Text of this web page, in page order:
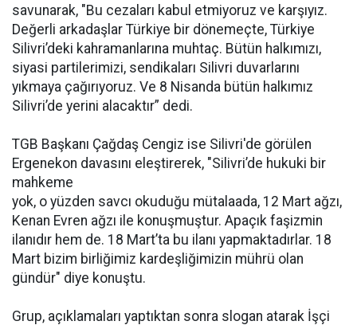
savunarak, "Bu cezaları kabul etmiyoruz ve karşıyız.
Değerli arkadaşlar Türkiye bir dönemeçte, Türkiye
Silivri’deki kahramanlarına muhtaç. Bütün halkımızı,
siyasi partilerimizi, sendikaları Silivri duvarlarını
yıkmaya çağırıyoruz. Ve 8 Nisanda bütün halkımız
Silivri’de yerini alacaktır” dedi.
TGB Başkanı Çağdaş Cengiz ise Silivri'de görülen
Ergenekon davasını eleştirerek, "Silivri’de hukuki bir
mahkeme
yok, o yüzden savcı okuduğu mütalaada, 12 Mart ağzı,
Kenan Evren ağzı ile konuşmuştur. Apaçık faşizmin
ilanıdır hem de. 18 Mart’ta bu ilanı yapmaktadırlar. 18
Mart bizim birliğimiz kardeşliğimizin mührü olan
gündür" diye konuştu.
Grup, açıklamaları yaptıktan sonra slogan atarak İşçi